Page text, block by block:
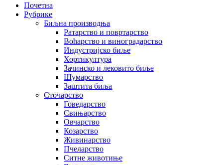
Почетна
Рубрике
Биљна производња
Ратарство и повртарство
Воћарство и виноградарство
Индустријско биље
Хортикултура
Зачинско и лековито биље
Шумарство
Заштита биља
Сточарство
Говедарство
Свињарство
Овчарство
Козарство
Живинарство
Пчеларство
Ситне животиње